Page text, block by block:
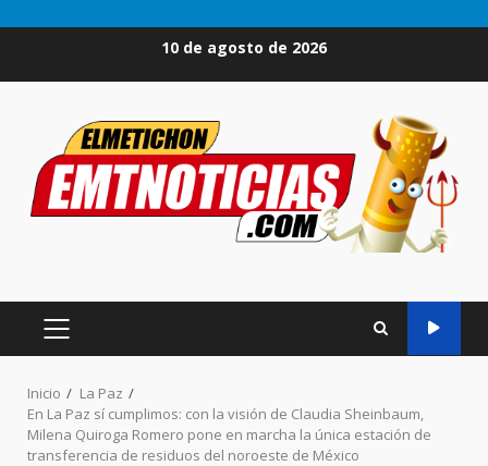
10 de agosto de 2026
MENÚ
PRINCIPAL
Inicio
La Paz
En La Paz sí cumplimos: con la visión de Claudia Sheinbaum,
Milena Quiroga Romero pone en marcha la única estación de
transferencia de residuos del noroeste de México